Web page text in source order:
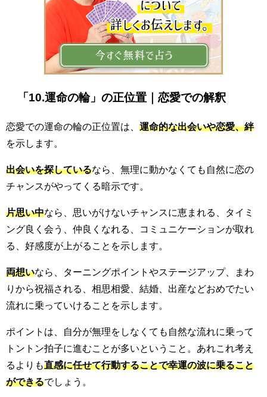
「10.運命の輪」の正位置｜恋愛での解釈
恋愛での運命の輪の正位置は、 運命的な出会いや恋愛、絆
を示します。
出会いを探しているなら、無理に動かなくても自然に恋の
チャンスがやってくる暗示です。
片思い中なら、思いがけないチャンスに恵まれる、タイミ
ング良く会う、仲良くなれる、コミュニケーションが取れ
る、好感度が上がることを示します。
両想いなら、ターニングポイントやステージアップ、まわ
りから祝福される、相思相愛、結婚、出産などおめでたい
流れに乗っていけることを示します。
ポイントは、自分が無理をしなくても自然な流れに乗って
トントン拍子に進むことが多いということ。あれこれ考え
るよりも直感に任せて行動することで幸運の波に乗ること
ができるでしょう。